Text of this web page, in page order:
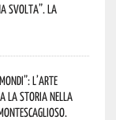
svolta”. La
l’arte
la storia nella